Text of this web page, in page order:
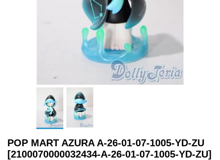
POP MART AZURA A-26-01-07-1005-YD-ZU
[2100070000032434-A-26-01-07-1005-YD-ZU]